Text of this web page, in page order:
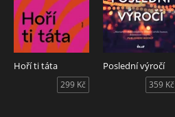
Hoří ti táta
299 Kč
Poslední výročí
359 Kč